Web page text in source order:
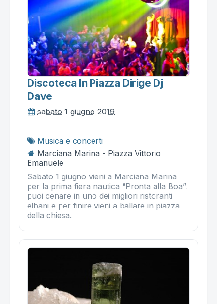
Discoteca In Piazza Dirige Dj
Dave
sabato 1 giugno 2019
Musica e concerti
Marciana Marina - Piazza Vittorio
Emanuele
Sabato 1 giugno vieni a Marciana Marina
per la prima fiera nautica “Pronta alla Boa”,
puoi cenare in uno dei migliori ristoranti
elbani e per finire vieni a ballare in piazza
della chiesa.